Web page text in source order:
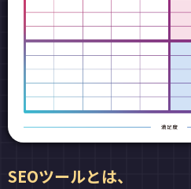
SEOツールとは、